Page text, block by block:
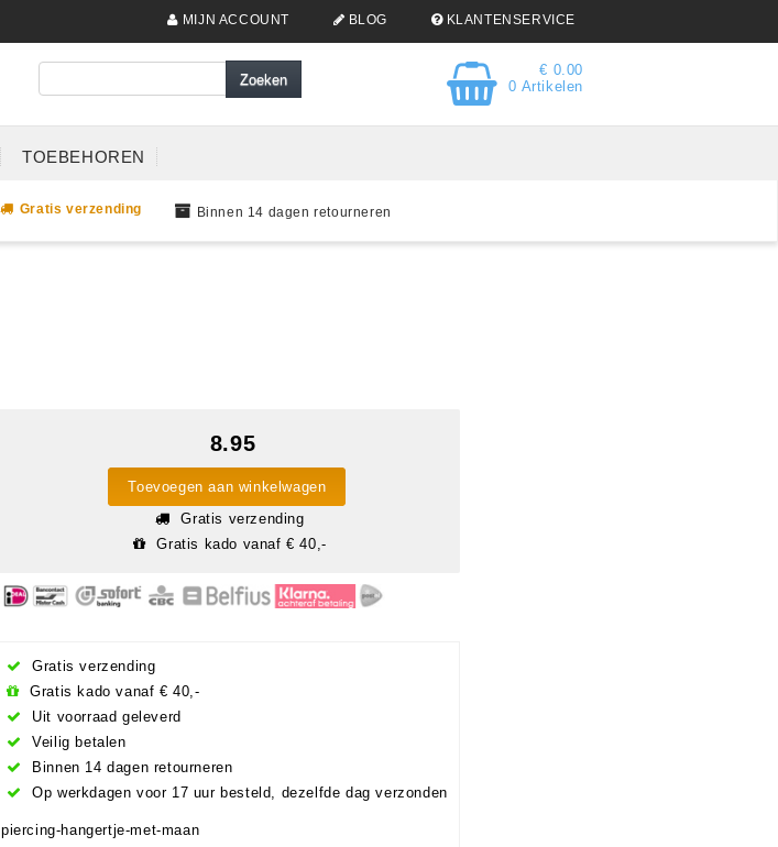
MIJN ACCOUNT BLOG KLANTENSERVICE
€ 0.00
0 Artikelen
TOEBEHOREN
Gratis verzending Binnen 14 dagen retourneren
8.95
Toevoegen aan winkelwagen
Gratis verzending
Gratis kado vanaf € 40,-
Gratis verzending
Gratis kado vanaf € 40,-
Uit voorraad geleverd
Veilig betalen
Binnen 14 dagen retourneren
Op werkdagen voor 17 uur besteld, dezelfde dag verzonden
piercing-hangertje-met-maan